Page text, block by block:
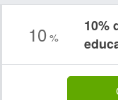
10 %
10%